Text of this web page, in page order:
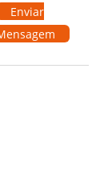
Enviar